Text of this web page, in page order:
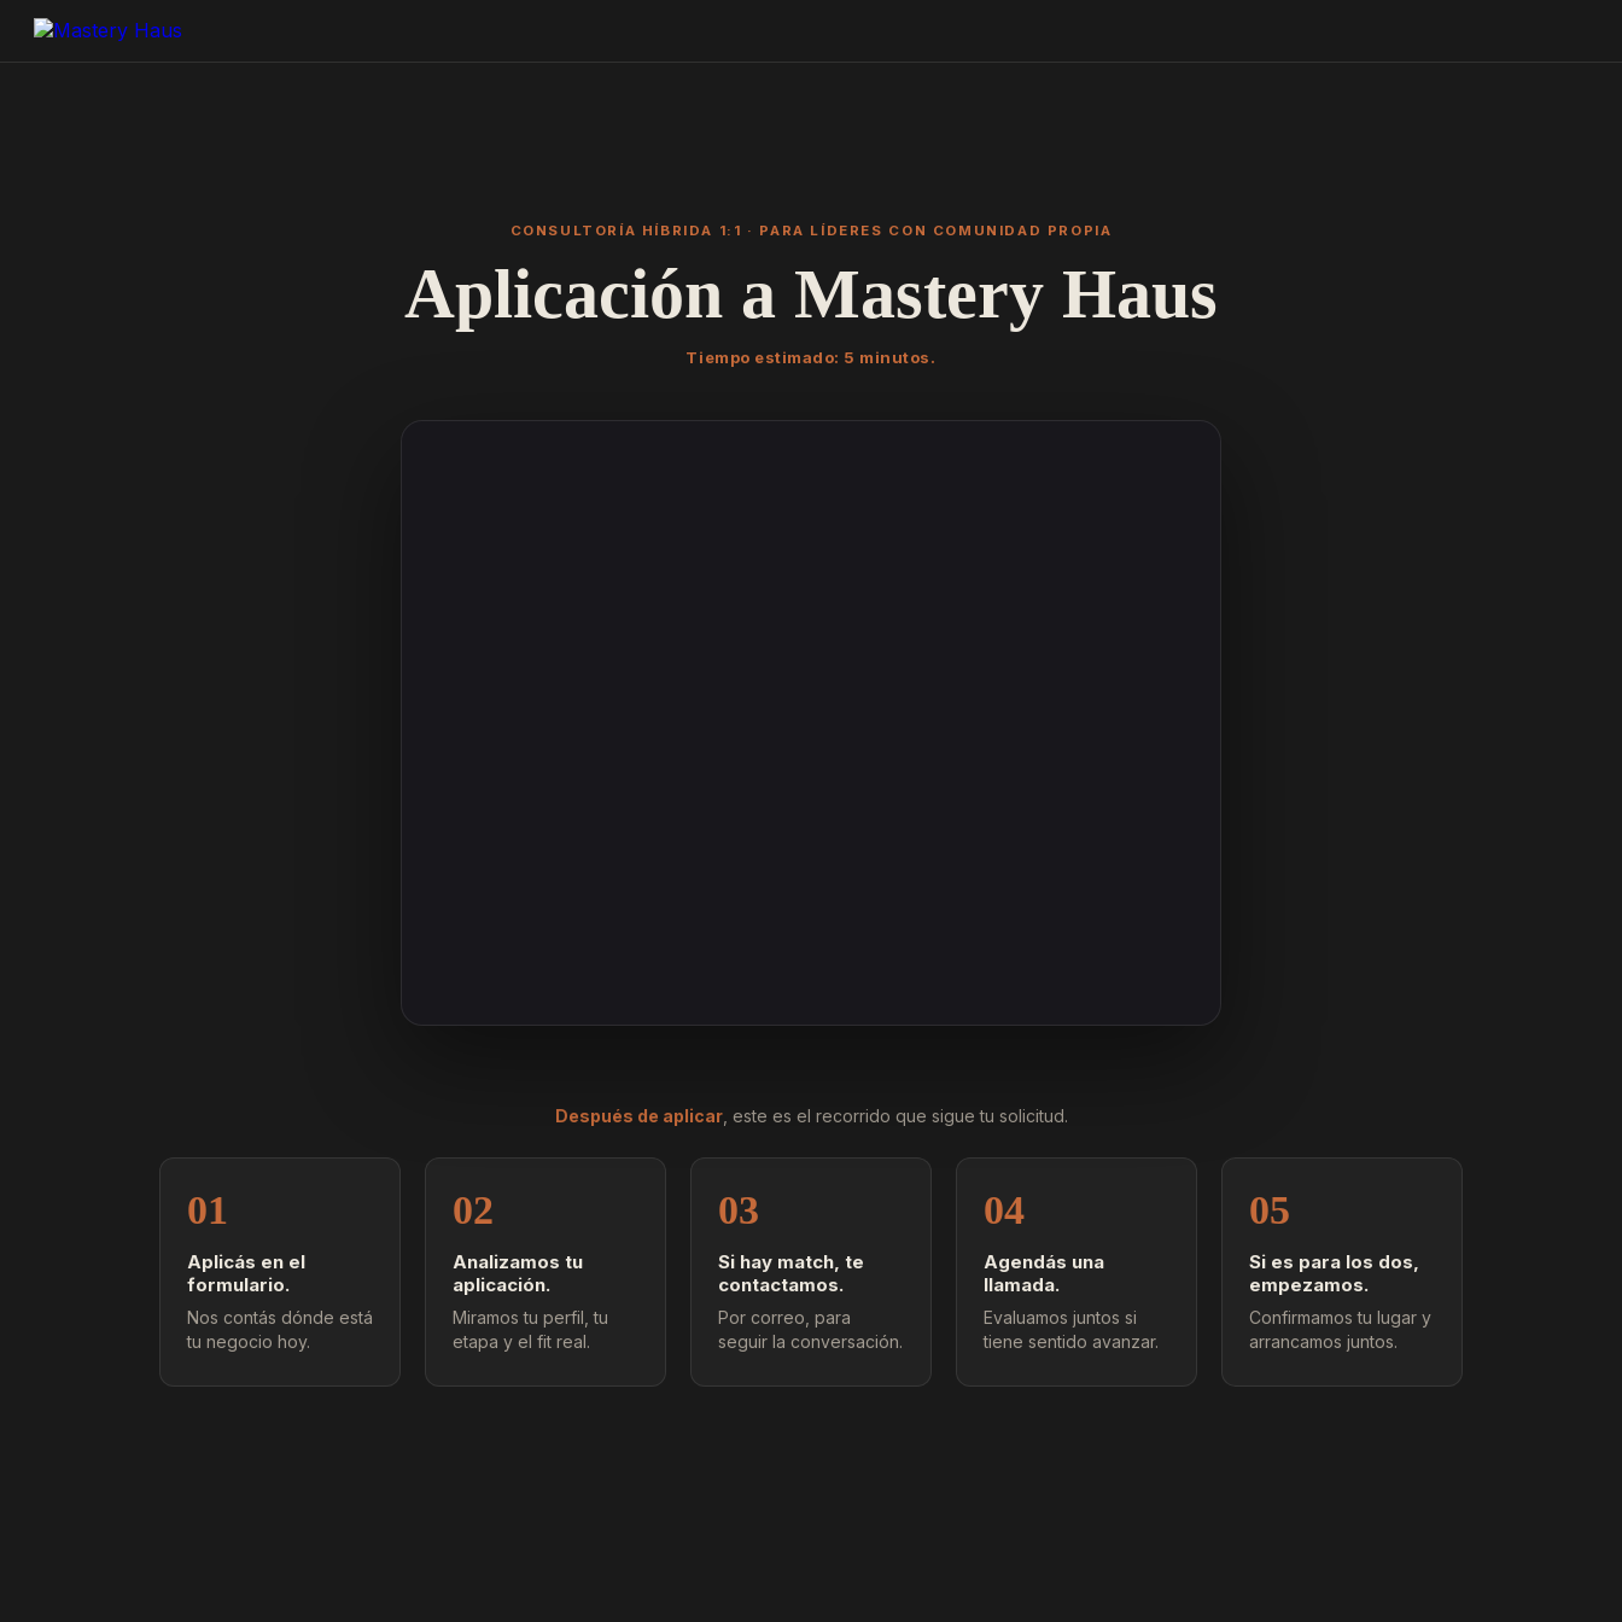
CONSULTORÍA HÍBRIDA 1:1 · PARA LÍDERES CON COMUNIDAD PROPIA
Aplicación a Mastery Haus
Tiempo estimado: 5 minutos.
Después de aplicar, este es el recorrido que sigue tu solicitud.
01
Aplicás en el
formulario.
Nos contás dónde está
tu negocio hoy.
02
Analizamos tu
aplicación.
Miramos tu perfil, tu
etapa y el fit real.
03
Si hay match, te
contactamos.
Por correo, para
seguir la conversación.
04
Agendás una
llamada.
Evaluamos juntos si
tiene sentido avanzar.
05
Si es para los dos,
empezamos.
Confirmamos tu lugar y
arrancamos juntos.